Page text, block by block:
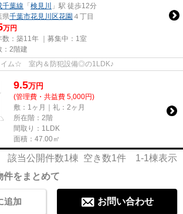
千葉線 「検見川
」駅 徒歩12分
県千葉市花見川区花園 ４丁目
万円
数：築11年 ｜募集中： 1室
：2階建
イム☆ 室内＆防犯設備◎の1LDK♪
9.5万円
(管理費・共益費 5,000円)
敷：1ヶ月｜礼：2ヶ月
所在階：2階
間取り：1LDK
面積：47.00㎡
該当公開件数1棟 空き数1件 1-1棟表示
件をまとめて
お問い合わせ
追加